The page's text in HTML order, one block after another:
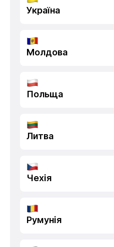
Україна
Молдова
Польща
Литва
Чехія
Румунія